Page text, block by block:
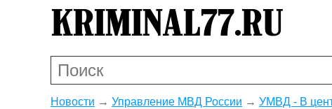
Новости → Управление МВД России → УМВД - В